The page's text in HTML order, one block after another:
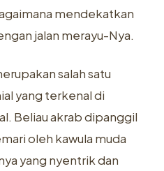
mendekatkan
jalan merayu-Nya.
salah satu
yang terkenal di
Beliau akrab dipanggil
oleh kawula muda
yang nyentrik dan